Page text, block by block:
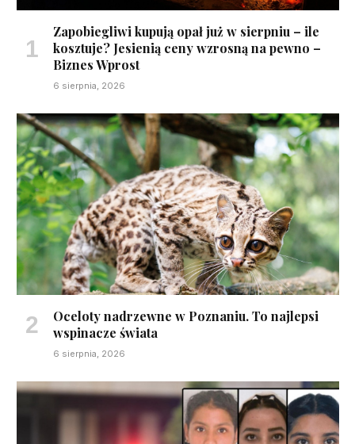
Zapobiegliwi kupują opał już w sierpniu – ile
kosztuje? Jesienią ceny wzrosną na pewno –
Biznes Wprost
6 sierpnia, 2026
Oceloty nadrzewne w Poznaniu. To najlepsi
wspinacze świata
6 sierpnia, 2026